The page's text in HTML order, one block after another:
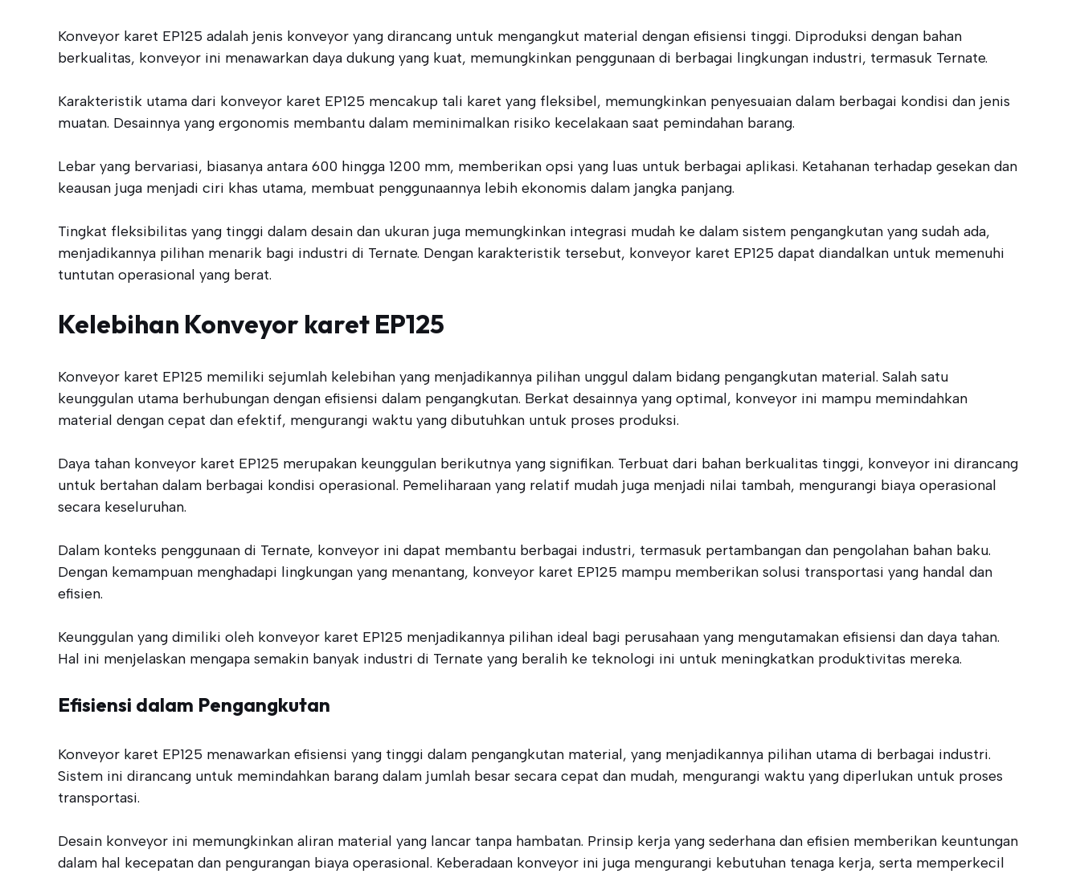
Konveyor karet EP125 adalah jenis konveyor yang dirancang untuk mengangkut material dengan efisiensi tinggi. Diproduksi dengan bahan
berkualitas, konveyor ini menawarkan daya dukung yang kuat, memungkinkan penggunaan di berbagai lingkungan industri, termasuk Ternate.
Karakteristik utama dari konveyor karet EP125 mencakup tali karet yang fleksibel, memungkinkan penyesuaian dalam berbagai kondisi dan jenis
muatan. Desainnya yang ergonomis membantu dalam meminimalkan risiko kecelakaan saat pemindahan barang.
Lebar yang bervariasi, biasanya antara 600 hingga 1200 mm, memberikan opsi yang luas untuk berbagai aplikasi. Ketahanan terhadap gesekan dan
keausan juga menjadi ciri khas utama, membuat penggunaannya lebih ekonomis dalam jangka panjang.
Tingkat fleksibilitas yang tinggi dalam desain dan ukuran juga memungkinkan integrasi mudah ke dalam sistem pengangkutan yang sudah ada,
menjadikannya pilihan menarik bagi industri di Ternate. Dengan karakteristik tersebut, konveyor karet EP125 dapat diandalkan untuk memenuhi
tuntutan operasional yang berat.
Kelebihan Konveyor karet EP125
Konveyor karet EP125 memiliki sejumlah kelebihan yang menjadikannya pilihan unggul dalam bidang pengangkutan material. Salah satu
keunggulan utama berhubungan dengan efisiensi dalam pengangkutan. Berkat desainnya yang optimal, konveyor ini mampu memindahkan
material dengan cepat dan efektif, mengurangi waktu yang dibutuhkan untuk proses produksi.
Daya tahan konveyor karet EP125 merupakan keunggulan berikutnya yang signifikan. Terbuat dari bahan berkualitas tinggi, konveyor ini dirancang
untuk bertahan dalam berbagai kondisi operasional. Pemeliharaan yang relatif mudah juga menjadi nilai tambah, mengurangi biaya operasional
secara keseluruhan.
Dalam konteks penggunaan di Ternate, konveyor ini dapat membantu berbagai industri, termasuk pertambangan dan pengolahan bahan baku.
Dengan kemampuan menghadapi lingkungan yang menantang, konveyor karet EP125 mampu memberikan solusi transportasi yang handal dan
efisien.
Keunggulan yang dimiliki oleh konveyor karet EP125 menjadikannya pilihan ideal bagi perusahaan yang mengutamakan efisiensi dan daya tahan.
Hal ini menjelaskan mengapa semakin banyak industri di Ternate yang beralih ke teknologi ini untuk meningkatkan produktivitas mereka.
Efisiensi dalam Pengangkutan
Konveyor karet EP125 menawarkan efisiensi yang tinggi dalam pengangkutan material, yang menjadikannya pilihan utama di berbagai industri.
Sistem ini dirancang untuk memindahkan barang dalam jumlah besar secara cepat dan mudah, mengurangi waktu yang diperlukan untuk proses
transportasi.
Desain konveyor ini memungkinkan aliran material yang lancar tanpa hambatan. Prinsip kerja yang sederhana dan efisien memberikan keuntungan
dalam hal kecepatan dan pengurangan biaya operasional. Keberadaan konveyor ini juga mengurangi kebutuhan tenaga kerja, serta memperkecil